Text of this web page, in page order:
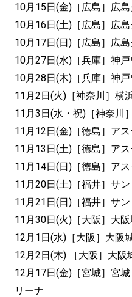
10月15日(金)［広島］広
10月16日(土)［広島］広
10月17日(日)［広島］広
10月27日(水)［兵庫］神
10月28日(木)［兵庫］神
11月2日(火)［神奈川］横
11月3日(水・祝)［神奈川
11月12日(金)［徳島］アス
11月13日(土)［徳島］アス
11月14日(日)［徳島］アス
11月20日(土)［福井］サ
11月21日(日)［福井］サ
11月30日(火)［大阪］大
12月1日(水)［大阪］大阪
12月2日(木) ［大阪］大阪
12月17日(金)［宮城］宮
リーナ